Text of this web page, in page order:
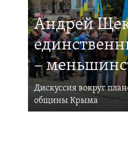
Андрей
–
Дискуссия вокруг
общины Крыма